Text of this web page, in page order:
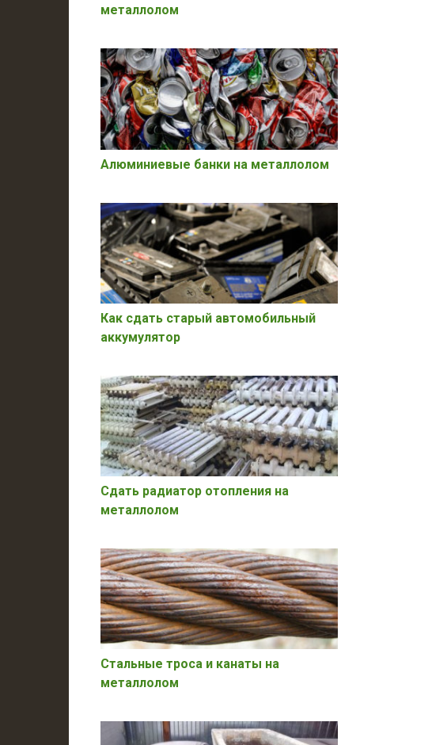
металлолом
Алюминиевые банки на металлолом
Как сдать старый автомобильный
аккумулятор
Сдать радиатор отопления на
металлолом
Стальные троса и канаты на
металлолом